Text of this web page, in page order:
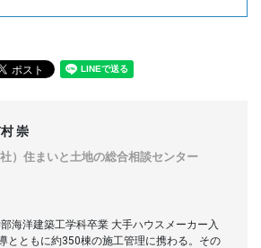
崇
）住まいと土地の総合相談センター
海洋建築工学科卒業 大手ハウスメーカー入
ともに約350棟の施工管理に携わる。その